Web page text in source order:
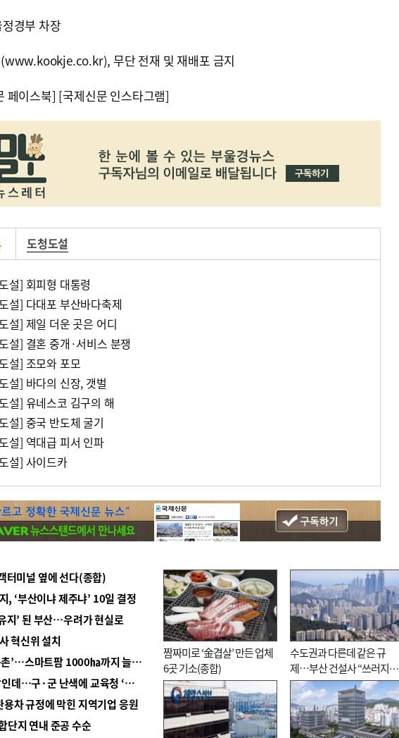
경부 차장
무단 전재 및 재배포 금지
페이스북] [국제신문 인스타그램]
도청도설
설] 회피형 대통령
설] 다대포 부산바다축제
설] 제일 더운 곳은 어디
설] 결혼 중개·서비스 분쟁
설] 조모와 포모
설] 바다의 신장, 갯벌
설] 유네스코 김구의 해
설] 중국 반도체 굴기
설] 역대급 피서 인파
설] 사이드카
터미널 옆에 선다(종합)
‘부산이냐 제주냐’ 10일 결정
지’ 된 부산…우려가 현실로
혁신위 설치
■ 경남 농정 비전 ‘잘 사는 농촌’…스마트팜 1000㏊까지 늘린다
■ 교육혁신선도지 공모 코앞인데…구·군 난색에 교육청 ‘쩔쩔’
차 규정에 막힌 지역기업 응원
단지 연내 준공 수순
짬짜미로 ‘金겹살’ 만든 업체
6곳 기소(종합)
수도권과 다른데 같은 규
제…부산 건설사 “쓰러지기
직전”